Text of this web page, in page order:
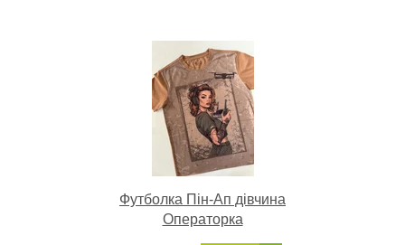
Футболка Пін-Ап дівчина
Операторка